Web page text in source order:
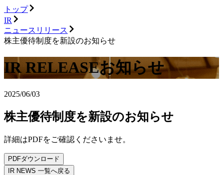
トップ
IR
ニュースリリース
株主優待制度を新設のお知らせ
IR RELEASEお知らせ
2025/06/03
株主優待制度を新設のお知らせ
詳細はPDFをご確認くださいませ。
PDFダウンロード
IR NEWS 一覧へ戻る